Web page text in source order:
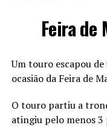
Feira de
Um touro escapou
ocasião da Feira de
O touro partiu a
atingiu pelo menos 3